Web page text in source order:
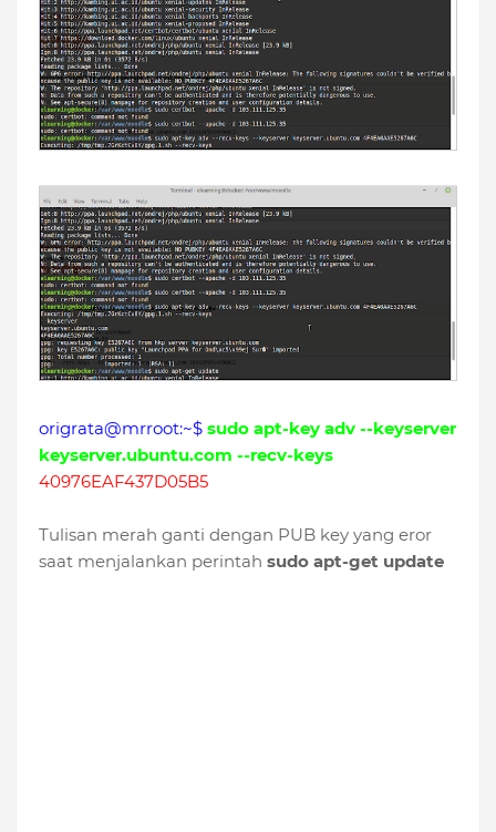
origrata@mrroot:~$ sudo apt-key adv --keyserver
keyserver.ubuntu.com --recv-keys
40976EAF437D05B5
Tulisan merah ganti dengan PUB key yang eror
saat menjalankan perintah sudo apt-get update